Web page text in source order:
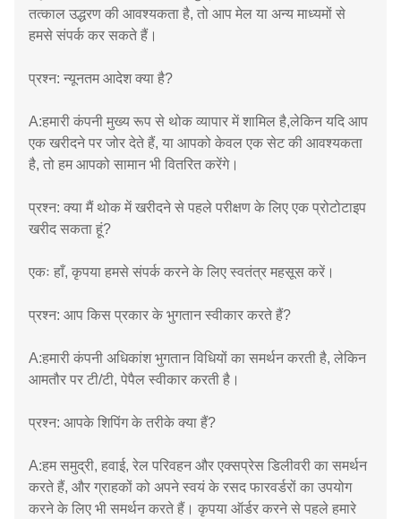
तत्काल उद्धरण की आवश्यकता है, तो आप मेल या अन्य माध्यमों से
हमसे संपर्क कर सकते हैं।
प्रश्न: न्यूनतम आदेश क्या है?
A:हमारी कंपनी मुख्य रूप से थोक व्यापार में शामिल है,लेकिन यदि आप
एक खरीदने पर जोर देते हैं, या आपको केवल एक सेट की आवश्यकता
है, तो हम आपको सामान भी वितरित करेंगे।
प्रश्न: क्या मैं थोक में खरीदने से पहले परीक्षण के लिए एक प्रोटोटाइप
खरीद सकता हूं?
एकः हाँ, कृपया हमसे संपर्क करने के लिए स्वतंत्र महसूस करें।
प्रश्न: आप किस प्रकार के भुगतान स्वीकार करते हैं?
A:हमारी कंपनी अधिकांश भुगतान विधियों का समर्थन करती है, लेकिन
आमतौर पर टी/टी, पेपैल स्वीकार करती है।
प्रश्न: आपके शिपिंग के तरीके क्या हैं?
A:हम समुद्री, हवाई, रेल परिवहन और एक्सप्रेस डिलीवरी का समर्थन
करते हैं, और ग्राहकों को अपने स्वयं के रसद फारवर्डरों का उपयोग
करने के लिए भी समर्थन करते हैं। कृपया ऑर्डर करने से पहले हमारे